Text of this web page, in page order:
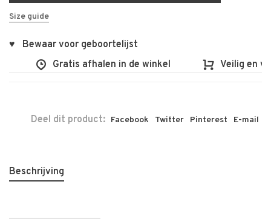
Size guide
♥ Bewaar voor geboortelijst
Gratis afhalen in de winkel
Veilig en vlot
Deel dit product: Facebook Twitter Pinterest E-mail
Beschrijving